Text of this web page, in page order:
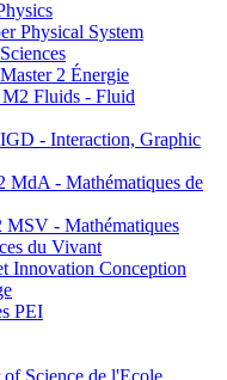
Physical System
2 Énergie
Fluids - Fluid
- Interaction, Graphic
- Mathématiques de
- Mathématiques
du Vivant
Innovation Conception
PEI
Science de l'Ecole